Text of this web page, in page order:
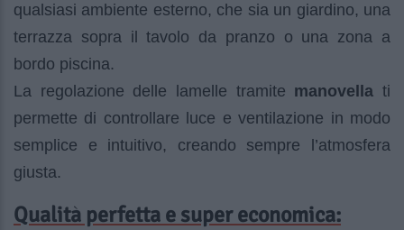
qualsiasi ambiente esterno, che sia un giardino, una
terrazza sopra il tavolo da pranzo o una zona a
bordo piscina.
La regolazione delle lamelle tramite manovella ti
permette di controllare luce e ventilazione in modo
semplice e intuitivo, creando sempre l’atmosfera
giusta.
Qualità perfetta e super economica: